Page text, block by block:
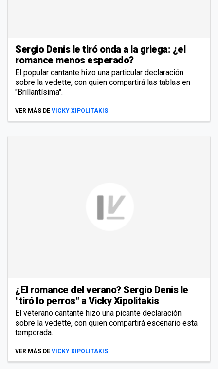
Sergio Denis le tiró onda a la griega: ¿el
romance menos esperado?
El popular cantante hizo una particular declaración
sobre la vedette, con quien compartirá las tablas en
"Brillantísima".
VER MÁS DE VICKY XIPOLITAKIS
¿El romance del verano? Sergio Denis le
"tiró lo perros" a Vicky Xipolitakis
El veterano cantante hizo una picante declaración
sobre la vedette, con quien compartirá escenario esta
temporada.
VER MÁS DE VICKY XIPOLITAKIS